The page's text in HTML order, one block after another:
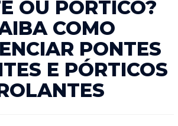
OU PÓRTICO?
COMO
PONTES
E PÓRTICOS